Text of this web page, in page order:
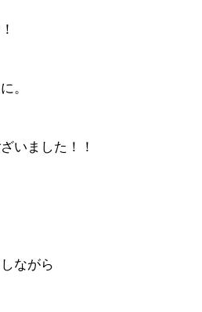
。
いました！！
ながら